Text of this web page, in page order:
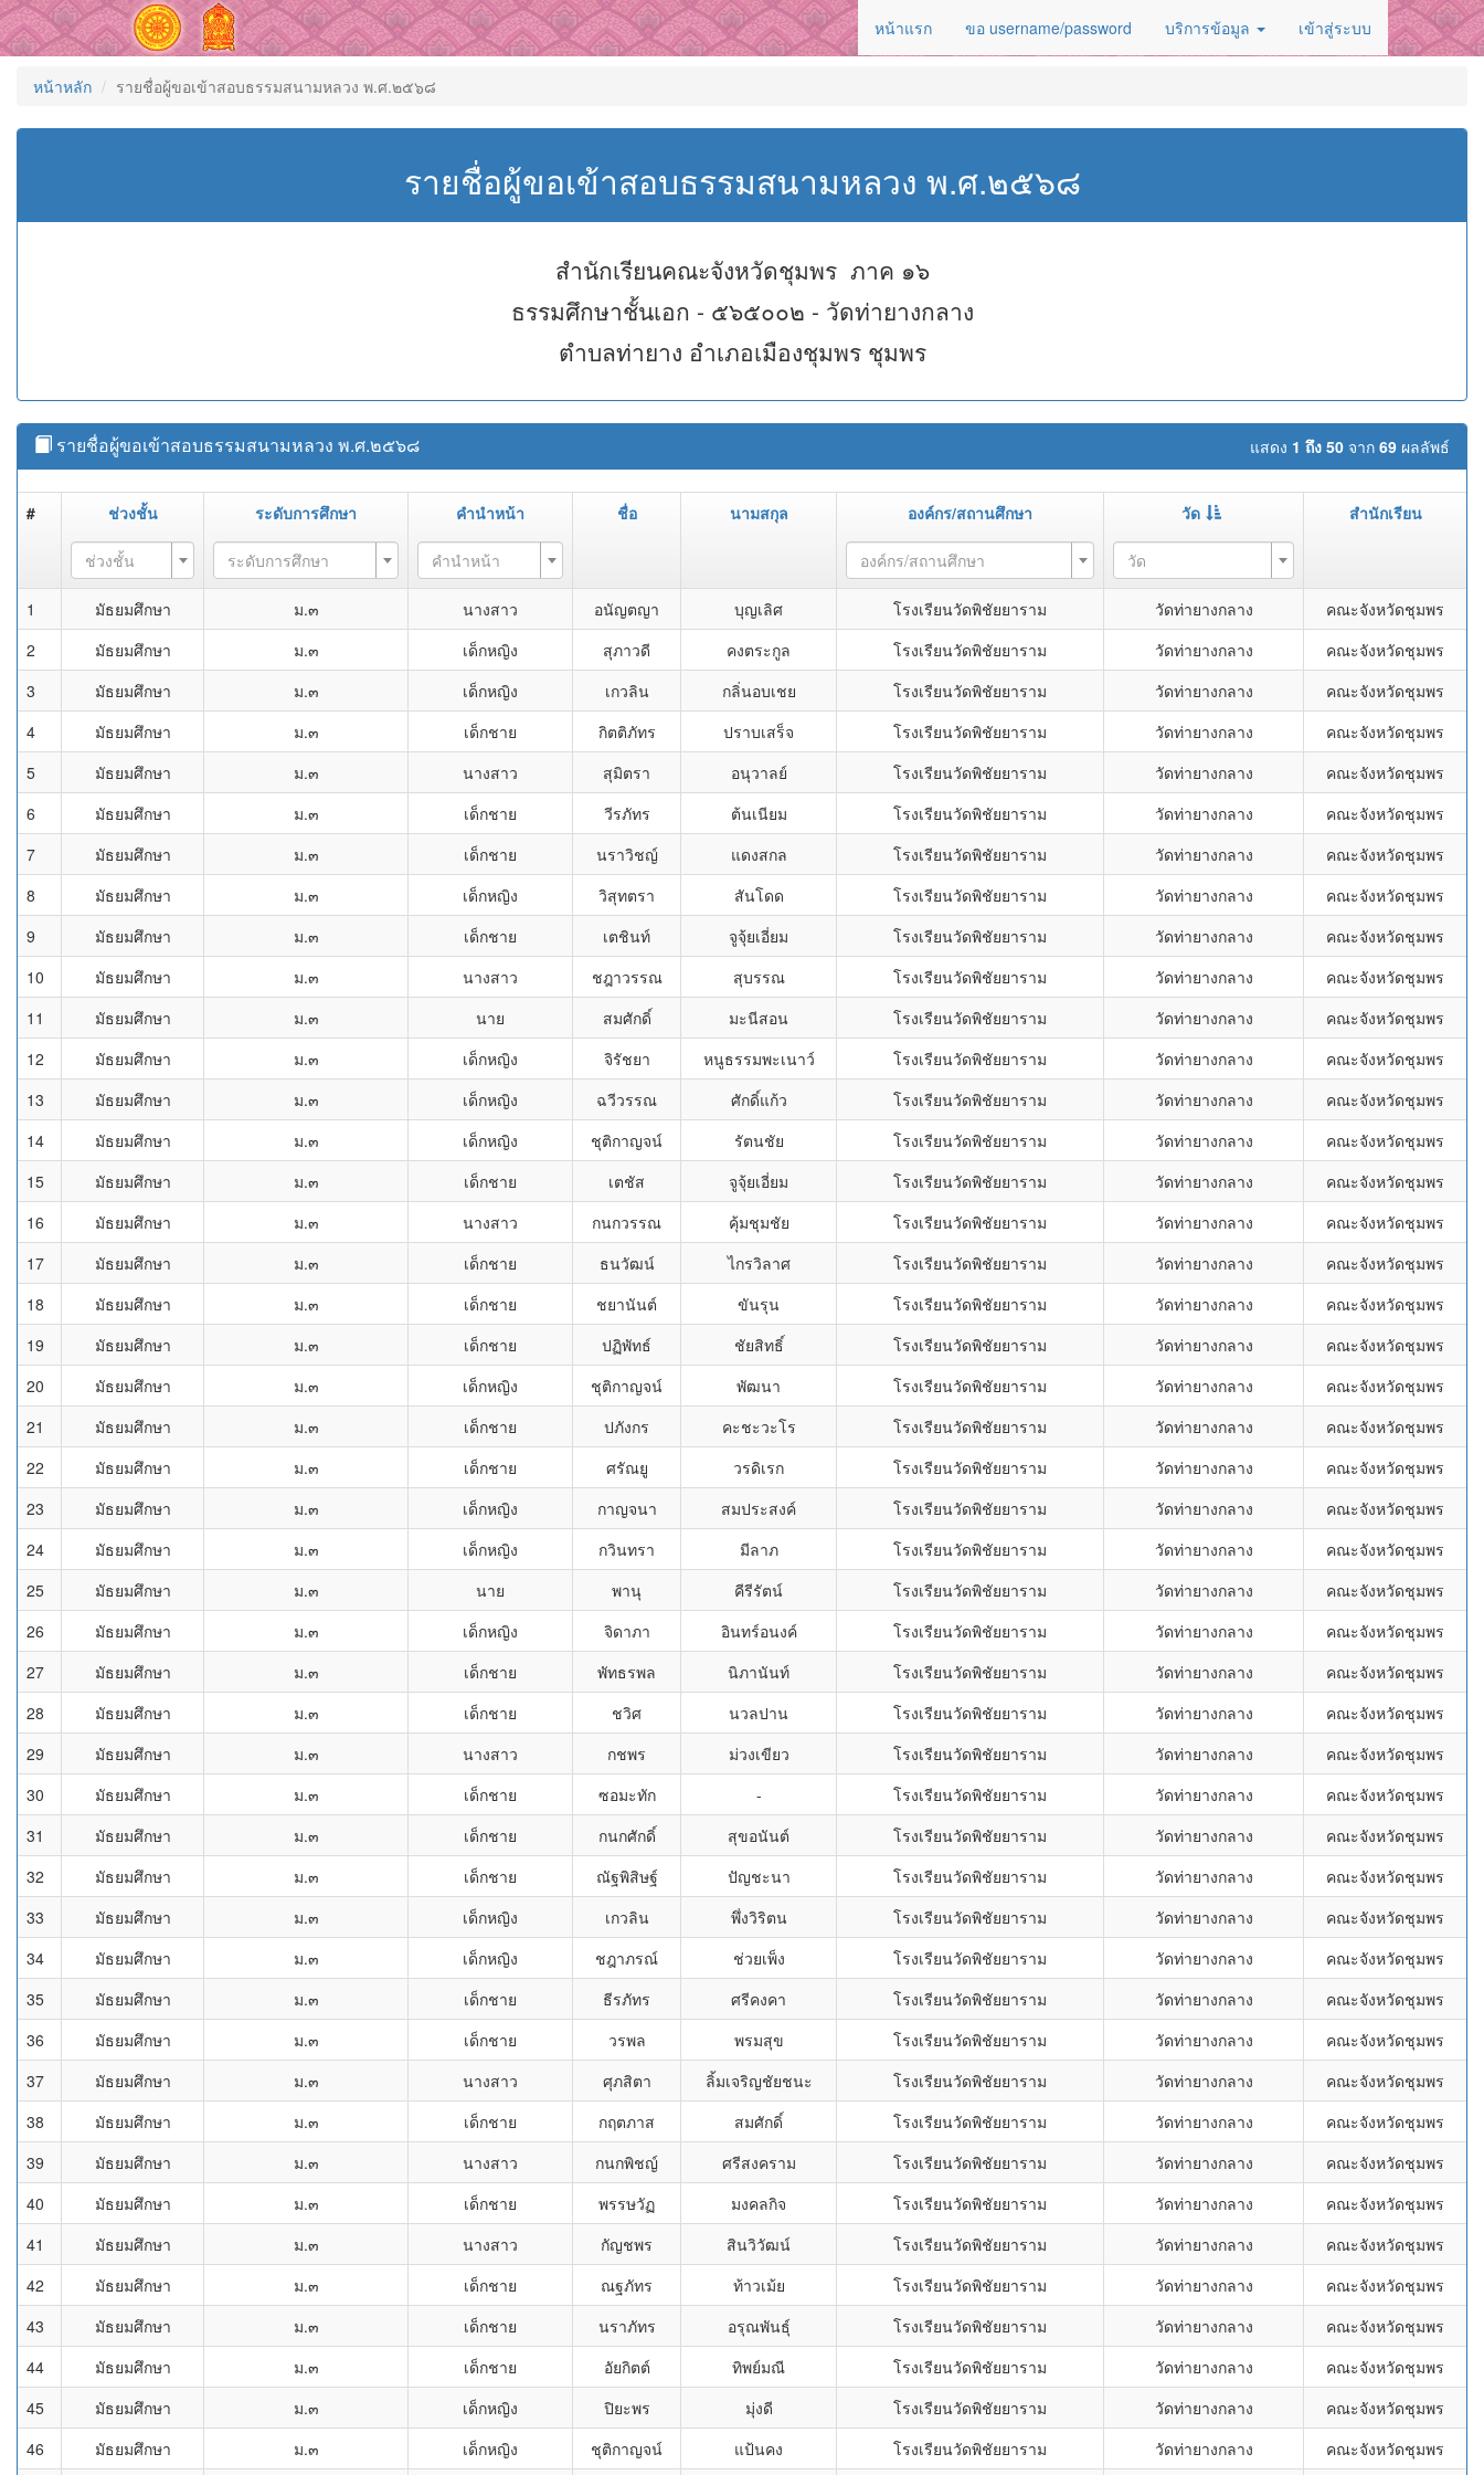
หน้าแรก ขอ username/password บริการข้อมูล เข้าสู่ระบบ
หน้าหลัก รายชื่อผู้ขอเข้าสอบธรรมสนามหลวง พ.ศ.๒๕๖๘
รายชื่อผู้ขอเข้าสอบธรรมสนามหลวง พ.ศ.๒๕๖๘
สำนักเรียนคณะจังหวัดชุมพร ภาค ๑๖
ธรรมศึกษาชั้นเอก - ๕๖๕๐๐๒ - วัดท่ายางกลาง
ตำบลท่ายาง อำเภอเมืองชุมพร ชุมพร
แสดง 1 ถึง 50 จาก 69 ผลลัพธ์
รายชื่อผู้ขอเข้าสอบธรรมสนามหลวง พ.ศ.๒๕๖๘
# ช่วงชั้น ระดับการศึกษา คำนำหน้า ชื่อ นามสกุล องค์กร/สถานศึกษา วัด สำนักเรียน
ช่วงชั้น ระดับการศึกษา คำนำหน้า องค์กร/สถานศึกษา วัด
1 มัธยมศึกษา ม.๓ นางสาว อนัญตญา บุญเลิศ โรงเรียนวัดพิชัยยาราม วัดท่ายางกลาง
คณะจังหวัดชุมพร
2
มัธยมศึกษา ม.๓ เด็กหญิง สุภาวดี คงตระกูล โรงเรียนวัดพิชัยยาราม วัดท่ายางกลาง
คณะจังหวัดชุมพร
3
มัธยมศึกษา ม.๓ เด็กหญิง เกวลิน กลิ่นอบเชย โรงเรียนวัดพิชัยยาราม วัดท่ายางกลาง
คณะจังหวัดชุมพร
4
มัธยมศึกษา ม.๓ เด็กชาย กิตติภัทร ปราบเสร็จ โรงเรียนวัดพิชัยยาราม วัดท่ายางกลาง
คณะจังหวัดชุมพร
5
มัธยมศึกษา ม.๓ นางสาว สุมิตรา อนุวาลย์ โรงเรียนวัดพิชัยยาราม วัดท่ายางกลาง
คณะจังหวัดชุมพร
6
มัธยมศึกษา ม.๓ เด็กชาย วีรภัทร ต้นเนียม โรงเรียนวัดพิชัยยาราม วัดท่ายางกลาง
คณะจังหวัดชุมพร
7
มัธยมศึกษา ม.๓ เด็กชาย นราวิชญ์ แดงสกล โรงเรียนวัดพิชัยยาราม วัดท่ายางกลาง
คณะจังหวัดชุมพร
8
มัธยมศึกษา ม.๓ เด็กหญิง วิสุทตรา สันโดด โรงเรียนวัดพิชัยยาราม วัดท่ายางกลาง
คณะจังหวัดชุมพร
9
มัธยมศึกษา ม.๓ เด็กชาย เตชินท์ จูจุ้ยเอี่ยม โรงเรียนวัดพิชัยยาราม วัดท่ายางกลาง
คณะจังหวัดชุมพร
10
มัธยมศึกษา ม.๓ นางสาว ชฎาวรรณ สุบรรณ โรงเรียนวัดพิชัยยาราม วัดท่ายางกลาง
คณะจังหวัดชุมพร
11
มัธยมศึกษา ม.๓ นาย สมศักดิ์ มะนีสอน โรงเรียนวัดพิชัยยาราม วัดท่ายางกลาง
คณะจังหวัดชุมพร
12
มัธยมศึกษา ม.๓ เด็กหญิง จิรัชยา หนูธรรมพะเนาว์ โรงเรียนวัดพิชัยยาราม วัดท่ายางกลาง
คณะจังหวัดชุมพร
13
มัธยมศึกษา ม.๓ เด็กหญิง ฉวีวรรณ ศักดิ์แก้ว โรงเรียนวัดพิชัยยาราม วัดท่ายางกลาง
คณะจังหวัดชุมพร
14
มัธยมศึกษา ม.๓ เด็กหญิง ชุติกาญจน์ รัตนชัย โรงเรียนวัดพิชัยยาราม วัดท่ายางกลาง
คณะจังหวัดชุมพร
15
มัธยมศึกษา ม.๓ เด็กชาย เตชัส จูจุ้ยเอี่ยม โรงเรียนวัดพิชัยยาราม วัดท่ายางกลาง
คณะจังหวัดชุมพร
16
มัธยมศึกษา ม.๓ นางสาว กนกวรรณ คุ้มชุมชัย โรงเรียนวัดพิชัยยาราม วัดท่ายางกลาง
คณะจังหวัดชุมพร
17
มัธยมศึกษา ม.๓ เด็กชาย ธนวัฒน์ ไกรวิลาศ โรงเรียนวัดพิชัยยาราม วัดท่ายางกลาง
คณะจังหวัดชุมพร
18
มัธยมศึกษา ม.๓ เด็กชาย ชยานันต์ ขันรุน โรงเรียนวัดพิชัยยาราม วัดท่ายางกลาง
คณะจังหวัดชุมพร
19
มัธยมศึกษา ม.๓ เด็กชาย ปฏิพัทธ์ ชัยสิทธิ์ โรงเรียนวัดพิชัยยาราม วัดท่ายางกลาง
คณะจังหวัดชุมพร
20
มัธยมศึกษา ม.๓ เด็กหญิง ชุติกาญจน์ พัฒนา โรงเรียนวัดพิชัยยาราม วัดท่ายางกลาง
คณะจังหวัดชุมพร
21
มัธยมศึกษา ม.๓ เด็กชาย ปภังกร คะชะวะโร โรงเรียนวัดพิชัยยาราม วัดท่ายางกลาง
คณะจังหวัดชุมพร
22
มัธยมศึกษา ม.๓ เด็กชาย ศรัณยู วรดิเรก โรงเรียนวัดพิชัยยาราม วัดท่ายางกลาง
คณะจังหวัดชุมพร
23
มัธยมศึกษา ม.๓ เด็กหญิง กาญจนา สมประสงค์ โรงเรียนวัดพิชัยยาราม วัดท่ายางกลาง
คณะจังหวัดชุมพร
24
มัธยมศึกษา ม.๓ เด็กหญิง กวินทรา มีลาภ โรงเรียนวัดพิชัยยาราม วัดท่ายางกลาง
คณะจังหวัดชุมพร
25
มัธยมศึกษา ม.๓ นาย พานุ คีรีรัตน์ โรงเรียนวัดพิชัยยาราม วัดท่ายางกลาง
คณะจังหวัดชุมพร
26
มัธยมศึกษา ม.๓ เด็กหญิง จิดาภา อินทร์อนงค์ โรงเรียนวัดพิชัยยาราม วัดท่ายางกลาง
คณะจังหวัดชุมพร
27
มัธยมศึกษา ม.๓ เด็กชาย พัทธรพล นิภานันท์ โรงเรียนวัดพิชัยยาราม วัดท่ายางกลาง
คณะจังหวัดชุมพร
28
มัธยมศึกษา ม.๓ เด็กชาย ชวิศ นวลปาน โรงเรียนวัดพิชัยยาราม วัดท่ายางกลาง
คณะจังหวัดชุมพร
29
มัธยมศึกษา ม.๓ นางสาว กชพร ม่วงเขียว โรงเรียนวัดพิชัยยาราม วัดท่ายางกลาง
คณะจังหวัดชุมพร
30
มัธยมศึกษา ม.๓ เด็กชาย ซอมะทัก - โรงเรียนวัดพิชัยยาราม วัดท่ายางกลาง
คณะจังหวัดชุมพร
31
มัธยมศึกษา ม.๓ เด็กชาย กนกศักดิ์ สุขอนันต์ โรงเรียนวัดพิชัยยาราม วัดท่ายางกลาง
คณะจังหวัดชุมพร
32
มัธยมศึกษา ม.๓ เด็กชาย ณัฐพิสิษฐ์ ปัญชะนา โรงเรียนวัดพิชัยยาราม วัดท่ายางกลาง
คณะจังหวัดชุมพร
33
มัธยมศึกษา ม.๓ เด็กหญิง เกวลิน พึ่งวิริตน โรงเรียนวัดพิชัยยาราม วัดท่ายางกลาง
คณะจังหวัดชุมพร
34
มัธยมศึกษา ม.๓ เด็กหญิง ชฎาภรณ์ ช่วยเพ็ง โรงเรียนวัดพิชัยยาราม วัดท่ายางกลาง
คณะจังหวัดชุมพร
35
มัธยมศึกษา ม.๓ เด็กชาย ธีรภัทร ศรีคงคา โรงเรียนวัดพิชัยยาราม วัดท่ายางกลาง
คณะจังหวัดชุมพร
36
มัธยมศึกษา ม.๓ เด็กชาย วรพล พรมสุข โรงเรียนวัดพิชัยยาราม วัดท่ายางกลาง
คณะจังหวัดชุมพร
37
มัธยมศึกษา ม.๓ นางสาว ศุภสิตา ลิ้มเจริญชัยชนะ โรงเรียนวัดพิชัยยาราม วัดท่ายางกลาง
คณะจังหวัดชุมพร
38
มัธยมศึกษา ม.๓ เด็กชาย กฤตภาส สมศักดิ์ โรงเรียนวัดพิชัยยาราม วัดท่ายางกลาง
คณะจังหวัดชุมพร
39
มัธยมศึกษา ม.๓ นางสาว กนกพิชญ์ ศรีสงคราม โรงเรียนวัดพิชัยยาราม วัดท่ายางกลาง
คณะจังหวัดชุมพร
40
มัธยมศึกษา ม.๓ เด็กชาย พรรษวัฏ มงคลกิจ โรงเรียนวัดพิชัยยาราม วัดท่ายางกลาง
คณะจังหวัดชุมพร
41
มัธยมศึกษา ม.๓ นางสาว กัญชพร สินวิวัฒน์ โรงเรียนวัดพิชัยยาราม วัดท่ายางกลาง
คณะจังหวัดชุมพร
42
มัธยมศึกษา ม.๓ เด็กชาย ณฐภัทร ท้าวเม้ย โรงเรียนวัดพิชัยยาราม วัดท่ายางกลาง
คณะจังหวัดชุมพร
43
มัธยมศึกษา ม.๓ เด็กชาย นราภัทร อรุณพันธุ์ โรงเรียนวัดพิชัยยาราม วัดท่ายางกลาง
คณะจังหวัดชุมพร
44
มัธยมศึกษา ม.๓ เด็กชาย อัยกิตต์ ทิพย์มณี โรงเรียนวัดพิชัยยาราม วัดท่ายางกลาง
คณะจังหวัดชุมพร
45
มัธยมศึกษา ม.๓ เด็กหญิง ปิยะพร มุ่งดี โรงเรียนวัดพิชัยยาราม วัดท่ายางกลาง
คณะจังหวัดชุมพร
46
มัธยมศึกษา ม.๓ เด็กหญิง ชุติกาญจน์ แป้นคง โรงเรียนวัดพิชัยยาราม วัดท่ายางกลาง คณะจังหวัดชุมพร